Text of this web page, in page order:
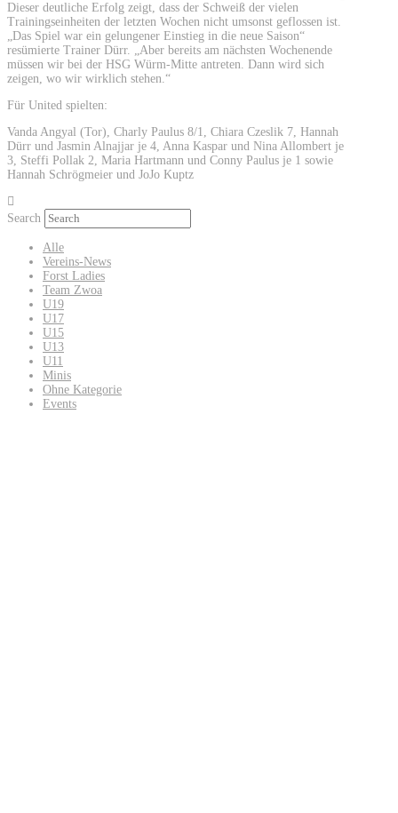
Dieser deutliche Erfolg zeigt, dass der Schweiß der vielen
Trainingseinheiten der letzten Wochen nicht umsonst geflossen ist.
„Das Spiel war ein gelungener Einstieg in die neue Saison“
resümierte Trainer Dürr. „Aber bereits am nächsten Wochenende
müssen wir bei der HSG Würm-Mitte antreten. Dann wird sich
zeigen, wo wir wirklich stehen.“
Für United spielten:
Vanda Angyal (Tor), Charly Paulus 8/1, Chiara Czeslik 7, Hannah
Dürr und Jasmin Alnajjar je 4, Anna Kaspar und Nina Allombert je
3, Steffi Pollak 2, Maria Hartmann und Conny Paulus je 1 sowie
Hannah Schrögmeier und JoJo Kuptz
Search
Alle
Vereins-News
Forst Ladies
Team Zwoa
U19
U17
U15
U13
U11
Minis
Ohne Kategorie
Events